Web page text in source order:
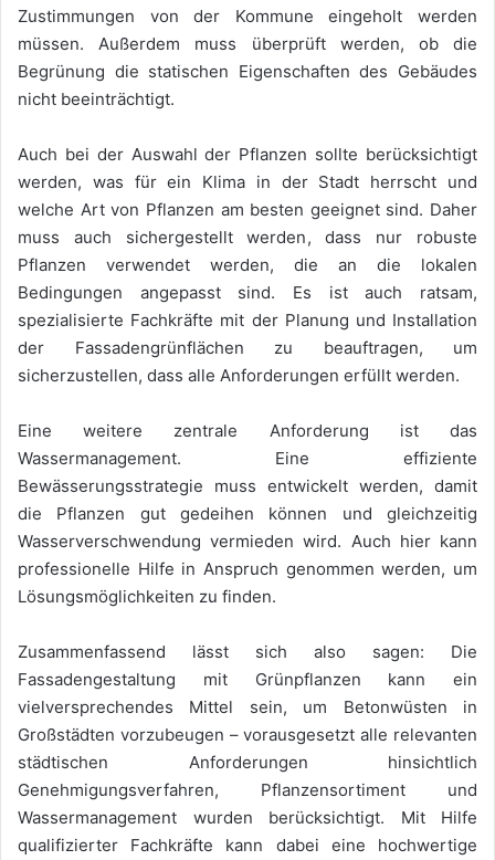
Zustimmungen von der Kommune eingeholt werden
müssen. Außerdem muss überprüft werden, ob die
Begrünung die statischen Eigenschaften des Gebäudes
nicht beeinträchtigt.
Auch bei der Auswahl der Pflanzen sollte berücksichtigt
werden, was für ein Klima in der Stadt herrscht und
welche Art von Pflanzen am besten geeignet sind. Daher
muss auch sichergestellt werden, dass nur robuste
Pflanzen verwendet werden, die an die lokalen
Bedingungen angepasst sind. Es ist auch ratsam,
spezialisierte Fachkräfte mit der Planung und Installation
der Fassadengrünflächen zu beauftragen, um
sicherzustellen, dass alle Anforderungen erfüllt werden.
Eine weitere zentrale Anforderung ist das
Wassermanagement. Eine effiziente
Bewässerungsstrategie muss entwickelt werden, damit
die Pflanzen gut gedeihen können und gleichzeitig
Wasserverschwendung vermieden wird. Auch hier kann
professionelle Hilfe in Anspruch genommen werden, um
Lösungsmöglichkeiten zu finden.
Zusammenfassend lässt sich also sagen: Die
Fassadengestaltung mit Grünpflanzen kann ein
vielversprechendes Mittel sein, um Betonwüsten in
Großstädten vorzubeugen – vorausgesetzt alle relevanten
städtischen Anforderungen hinsichtlich
Genehmigungsverfahren, Pflanzensortiment und
Wassermanagement wurden berücksichtigt. Mit Hilfe
qualifizierter Fachkräfte kann dabei eine hochwertige